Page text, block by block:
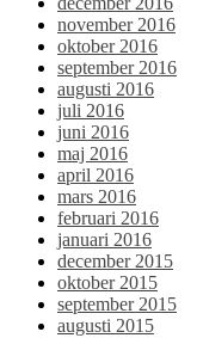
november 2016
oktober 2016
september 2016
augusti 2016
juli 2016
juni 2016
maj 2016
april 2016
mars 2016
februari 2016
januari 2016
december 2015
oktober 2015
september 2015
augusti 2015